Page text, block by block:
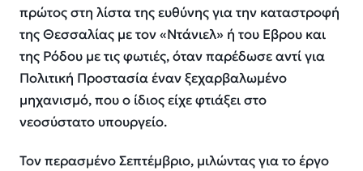
πρώτος στη λίστα της ευθύνης για την καταστροφή
της Θεσσαλίας με τον «Ντάνιελ» ή του Εβρου και
της Ρόδου με τις φωτιές, όταν παρέδωσε αντί για
Πολιτική Προστασία έναν ξεχαρβαλωμένο
μηχανισμό, που ο ίδιος είχε φτιάξει στο
νεοσύστατο υπουργείο.
Τον περασμένο Σεπτέμβριο, μιλώντας για το έργο